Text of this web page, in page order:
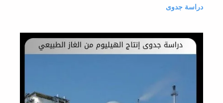
دراسة جدوى